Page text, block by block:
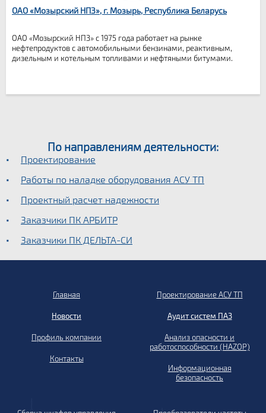
ОАО «Мозырский НПЗ», г. Мозырь, Республика Беларусь
ОАО «Мозырский НПЗ» с 1975 года работает на рынке
нефтепродуктов с автомобильными бензинами, реактивным,
дизельным и котельным топливами и нефтяными битумами.
По направлениям деятельности:
Проектирование
Работы по наладке оборудования АСУ ТП
Проектный расчет надежности
Заказчики ПК АРБИТР
Заказчики ПК ДЕЛЬТА-СИ
Главная
Новости
Профиль компании
Контакты
Проектирование АСУ ТП
Аудит систем ПАЗ
Анализ опасности и
работоспособности (HAZOP)
Информационная
безопасность